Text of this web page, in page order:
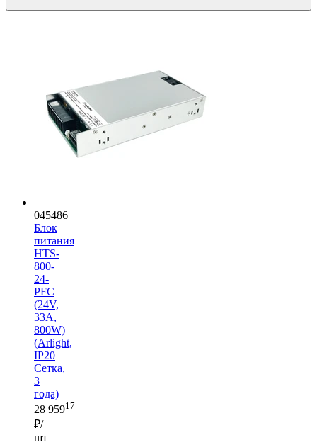
045486
Блок
питания
HTS-
800-
24-
PFC
(24V,
33A,
800W)
(Arlight,
IP20
Сетка,
3
года)
28 95917
₽/
шт